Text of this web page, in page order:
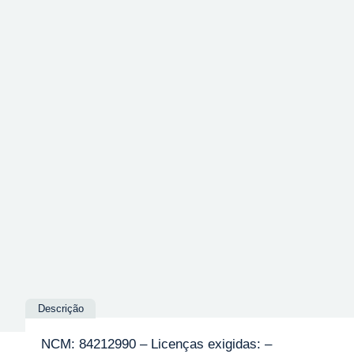
Descrição
NCM: 84212990 – Licenças exigidas: –